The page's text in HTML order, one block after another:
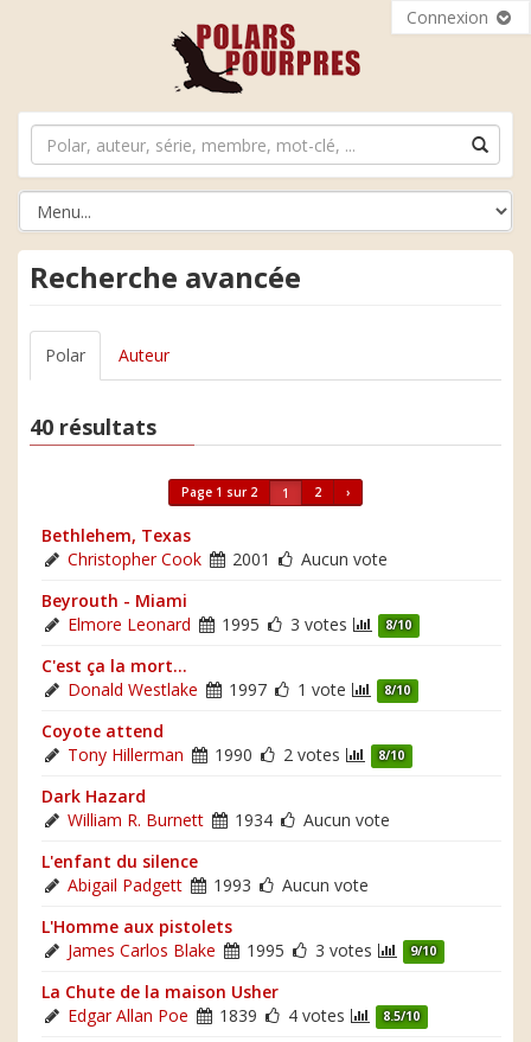
Connexion
Recherche avancée
Polar Auteur
40 résultats
Page 1 sur 2 1 2 ›
Bethlehem, Texas
Christopher Cook
2001
Aucun vote
Beyrouth - Miami
Elmore Leonard
1995 3 votes 8/10
C'est ça la mort...
Donald Westlake
1997 1 vote 8/10
Coyote attend
Tony Hillerman
1990 2 votes 8/10
Dark Hazard
William R. Burnett
1934
Aucun vote
L'enfant du silence
Abigail Padgett
1993
Aucun vote
L'Homme aux pistolets
James Carlos Blake
1995 3 votes 9/10
La Chute de la maison Usher
Edgar Allan Poe
1839 4 votes 8.5/10